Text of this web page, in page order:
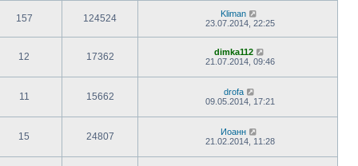
157 124524
Kliman
23.07.2014, 22:25
12 17362
dimka112
21.07.2014, 09:46
11 15662
drofa
09.05.2014, 17:21
15 24807
Иоанн
21.02.2014, 11:28